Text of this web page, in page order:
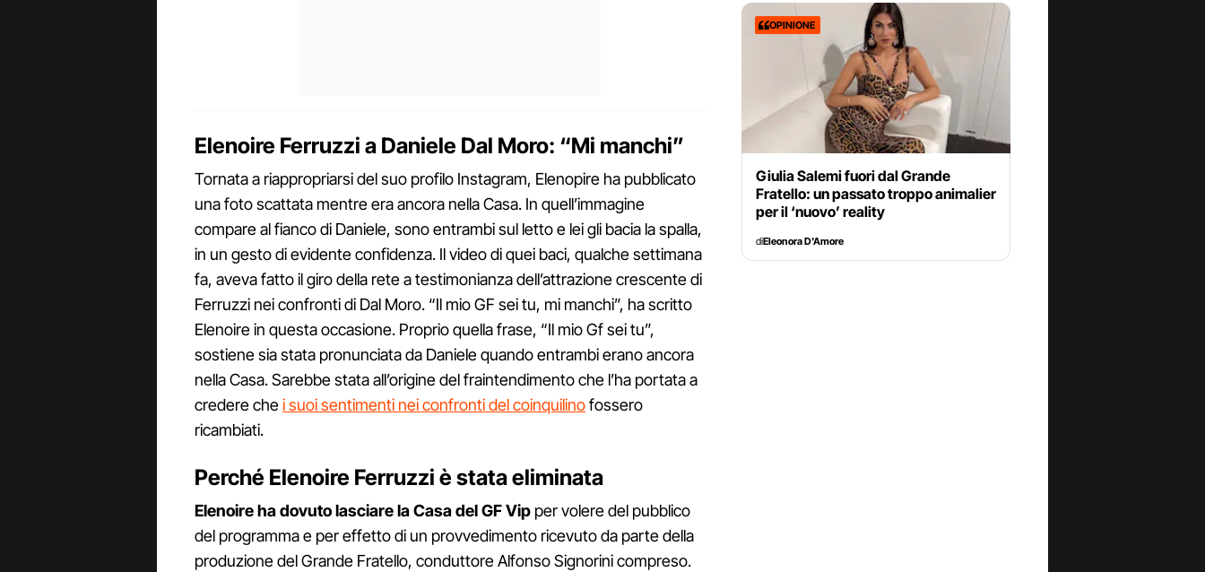
Elenoire Ferruzzi a Daniele Dal Moro: “Mi manchi”
Tornata a riappropriarsi del suo profilo Instagram, Elenopire ha pubblicato
una foto scattata mentre era ancora nella Casa. In quell’immagine
compare al fianco di Daniele, sono entrambi sul letto e lei gli bacia la spalla,
in un gesto di evidente confidenza. Il video di quei baci, qualche settimana
fa, aveva fatto il giro della rete a testimonianza dell’attrazione crescente di
Ferruzzi nei confronti di Dal Moro. “Il mio GF sei tu, mi manchi”, ha scritto
Elenoire in questa occasione. Proprio quella frase, “Il mio Gf sei tu”,
sostiene sia stata pronunciata da Daniele quando entrambi erano ancora
nella Casa. Sarebbe stata all’origine del fraintendimento che l’ha portata a
credere chei suoi sentimenti nei confronti del coinquilinofossero
ricambiati.
Perché Elenoire Ferruzzi è stata eliminata
Elenoire ha dovuto lasciare la Casa del GF Vip per volere del pubblico
del programma e per effetto di un provvedimento ricevuto da parte della
produzione del Grande Fratello, conduttore Alfonso Signorini compreso.
OPINIONE
Giulia Salemi fuori dal Grande
Fratello: un passato troppo animalier
per il ‘nuovo’ reality
diEleonora D'Amore